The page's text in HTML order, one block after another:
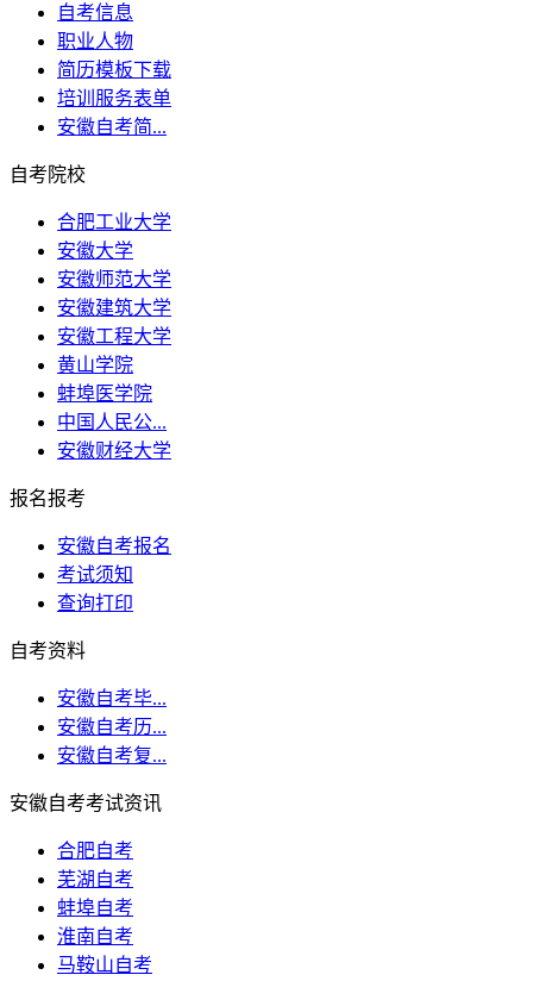
自考信息
职业人物
简历模板下载
培训服务表单
安徽自考简...
自考院校
合肥工业大学
安徽大学
安徽师范大学
安徽建筑大学
安徽工程大学
黄山学院
蚌埠医学院
中国人民公...
安徽财经大学
报名报考
安徽自考报名
考试须知
查询打印
自考资料
安徽自考毕...
安徽自考历...
安徽自考复...
安徽自考考试资讯
合肥自考
芜湖自考
蚌埠自考
淮南自考
马鞍山自考